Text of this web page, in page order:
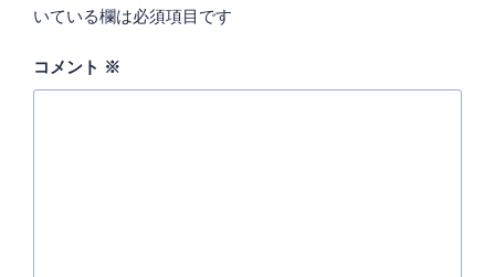
いている欄は必須項目です
コメント ※